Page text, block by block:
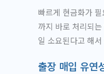
빠르게 현금화가
까지 바로 처리되
일 소요된다고 해
출장 매입 유연